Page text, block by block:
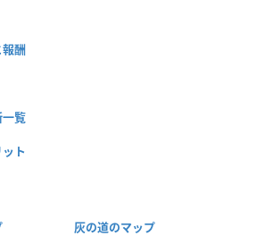
酬
覧
ト
灰の道のマップ